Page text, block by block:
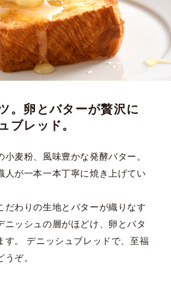
。卵とバターが贅沢に
ブレッド。
小麦粉、風味豊かな発酵バター。
人が一本一本丁寧に焼き上げてい
だわりの生地とバターが織りなす
ニッシュの層がほどけ、卵とバタ
す。 デニッシュブレッドで、至福
ぞ。